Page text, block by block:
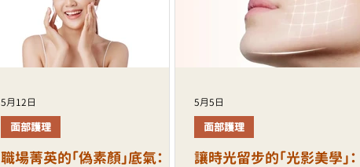
職場菁英的「偽素顏」底氣：
面部護理
5月12日
讓時光留步的「光影美學」：
面部護理
5月5日